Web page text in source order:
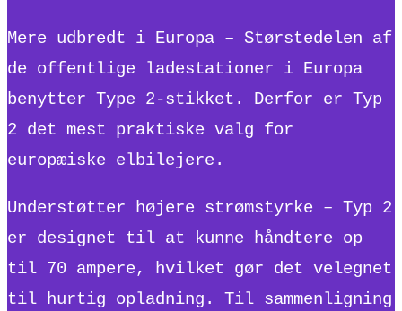
Mere udbredt i Europa – Størstedelen af
de offentlige ladestationer i Europa
benytter Type 2-stikket. Derfor er Typ
2 det mest praktiske valg for
europæiske elbilejere.
Understøtter højere strømstyrke – Typ 2
er designet til at kunne håndtere op
til 70 ampere, hvilket gør det velegnet
til hurtig opladning. Til sammenligning